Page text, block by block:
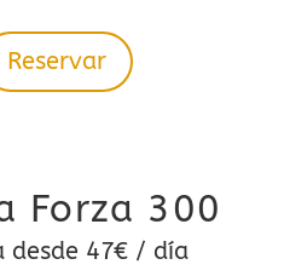
Reservar
Forza 300
desde 47€ / día